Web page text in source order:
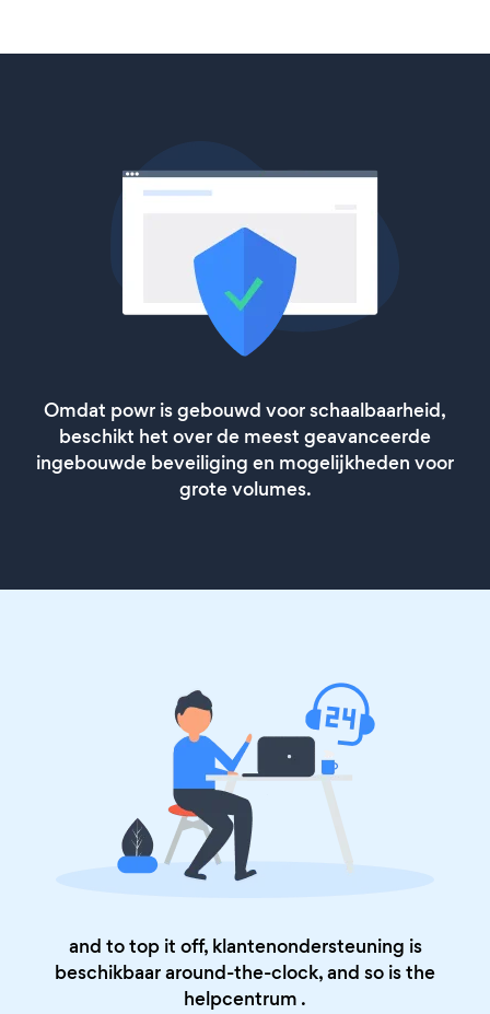
Omdat powr is gebouwd voor schaalbaarheid,
beschikt het over de meest geavanceerde
ingebouwde beveiliging en mogelijkheden voor
grote volumes.
and to top it off, klantenondersteuning is
beschikbaar around-the-clock, and so is the
helpcentrum .